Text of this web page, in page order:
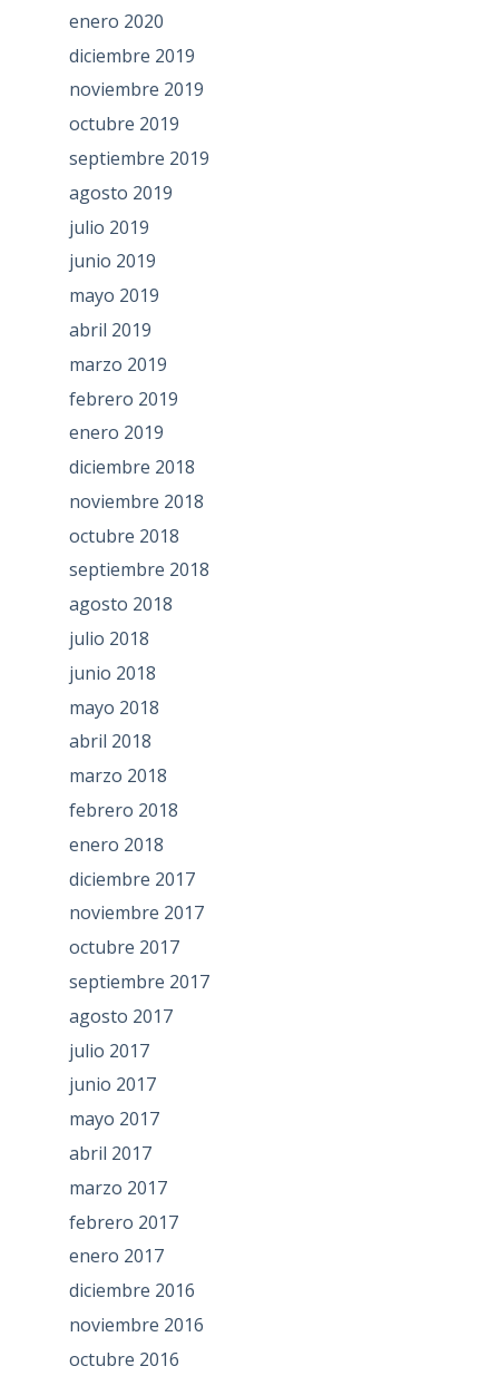
enero 2020
diciembre 2019
noviembre 2019
octubre 2019
septiembre 2019
agosto 2019
julio 2019
junio 2019
mayo 2019
abril 2019
marzo 2019
febrero 2019
enero 2019
diciembre 2018
noviembre 2018
octubre 2018
septiembre 2018
agosto 2018
julio 2018
junio 2018
mayo 2018
abril 2018
marzo 2018
febrero 2018
enero 2018
diciembre 2017
noviembre 2017
octubre 2017
septiembre 2017
agosto 2017
julio 2017
junio 2017
mayo 2017
abril 2017
marzo 2017
febrero 2017
enero 2017
diciembre 2016
noviembre 2016
octubre 2016